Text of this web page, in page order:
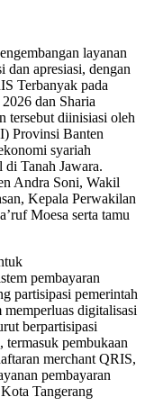
layanan
apresiasi, dengan
Terbanyak pada
dan Sharia
tersebut diinisiasi oleh
Provinsi Banten
syariah
di Tanah Jawara.
Andra Soni, Wakil
Kepala Perwakilan
Moesa serta tamu
pembayaran
partisipasi pemerintah
memperluas digitalisasi
berpartisipasi
pembukaan
merchant QRIS,
pembayaran
Tangerang